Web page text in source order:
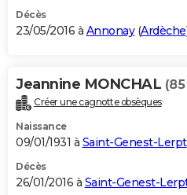
Décès
23/05/2016 à Annonay(Ardèche
Jeannine MONCHAL
Créer une cagnotte obsèques
Naissance
09/01/1931 à Saint-Genest-Lerpt
Décès
26/01/2016 à Saint-Genest-